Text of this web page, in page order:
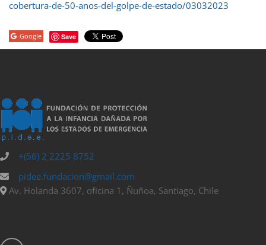
cobertura-de-50-anos-del-golpe-de-estado/03032023
Google Save
+(56) 2 2225 8752
pidee.fundacion@gmail.com
Av. Holanda 3607, oficina 1, Ñuñoa, Santiago, Chile